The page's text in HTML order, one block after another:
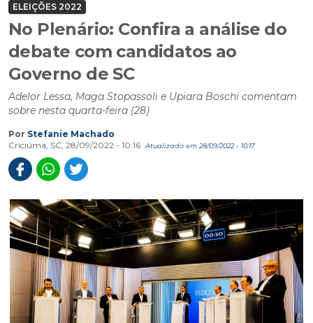
ELEIÇÕES 2022
No Plenário: Confira a análise do
debate com candidatos ao
Governo de SC
Adelor Lessa, Maga Stopassoli e Upiara Boschi comentam
sobre nesta quarta-feira (28)
Por Stefanie Machado
Criciúma, SC, 28/09/2022 - 10:16
Atualizado em 28/09/2022 - 10:17